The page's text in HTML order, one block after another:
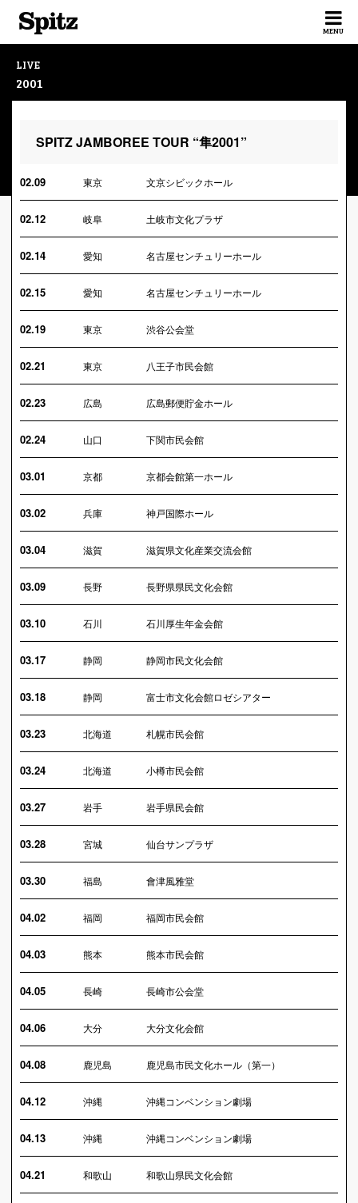
MENU
LIVE
2001
SPITZ JAMBOREE TOUR “隼2001”
02.09 東京 文京シビックホール
02.12 岐阜 土岐市文化プラザ
02.14 愛知 名古屋センチュリーホール
02.15 愛知 名古屋センチュリーホール
02.19 東京 渋谷公会堂
02.21 東京 八王子市民会館
02.23 広島 広島郵便貯金ホール
02.24 山口 下関市民会館
03.01 京都 京都会館第一ホール
03.02 兵庫 神戸国際ホール
03.04 滋賀 滋賀県文化産業交流会館
03.09 長野 長野県県民文化会館
03.10 石川 石川厚生年金会館
03.17 静岡 静岡市民文化会館
03.18 静岡 富士市文化会館ロゼシアター
03.23 北海道 札幌市民会館
03.24 北海道 小樽市民会館
03.27 岩手 岩手県民会館
03.28 宮城 仙台サンプラザ
03.30 福島 會津風雅堂
04.02 福岡 福岡市民会館
04.03 熊本 熊本市民会館
04.05 長崎 長崎市公会堂
04.06 大分 大分文化会館
04.08 鹿児島 鹿児島市民文化ホール（第一）
04.12 沖縄 沖縄コンベンション劇場
04.13 沖縄 沖縄コンベンション劇場
04.21 和歌山 和歌山県民文化会館